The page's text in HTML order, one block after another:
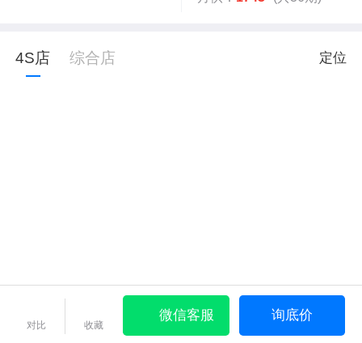
4S店 综合店 定位
对比 收藏
微信客服 询底价